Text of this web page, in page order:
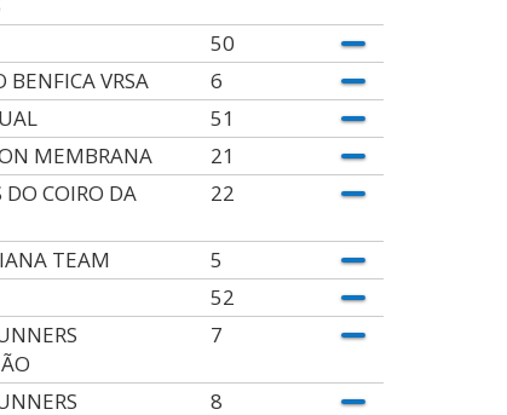
50
BENFICA VRSA
6
51
MEMBRANA
21
COIRO DA
22
TEAM
5
52
7
8